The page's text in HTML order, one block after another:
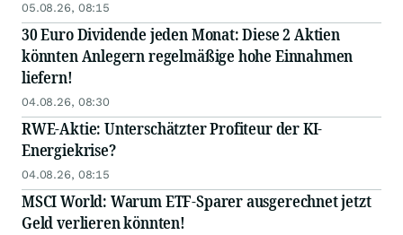
05.08.26, 08:15
30 Euro Dividende jeden Monat: Diese 2 Aktien
könnten Anlegern regelmäßige hohe Einnahmen
liefern!
04.08.26, 08:30
RWE-Aktie: Unterschätzter Profiteur der KI-
Energiekrise?
04.08.26, 08:15
MSCI World: Warum ETF-Sparer ausgerechnet jetzt
Geld verlieren könnten!